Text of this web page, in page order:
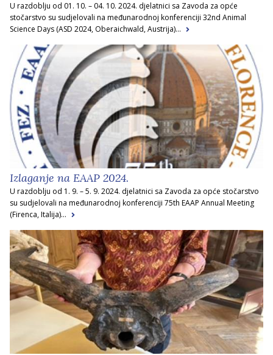
U razdoblju od 01. 10. – 04. 10. 2024. djelatnici sa Zavoda za opće
stočarstvo su sudjelovali na međunarodnoj konferenciji 32nd Animal
Science Days (ASD 2024, Oberaichwald, Austrija)...
Izlaganje na EAAP 2024.
U razdoblju od 1. 9. – 5. 9. 2024. djelatnici sa Zavoda za opće stočarstvo
su sudjelovali na međunarodnoj konferenciji 75th EAAP Annual Meeting
(Firenca, Italija)...